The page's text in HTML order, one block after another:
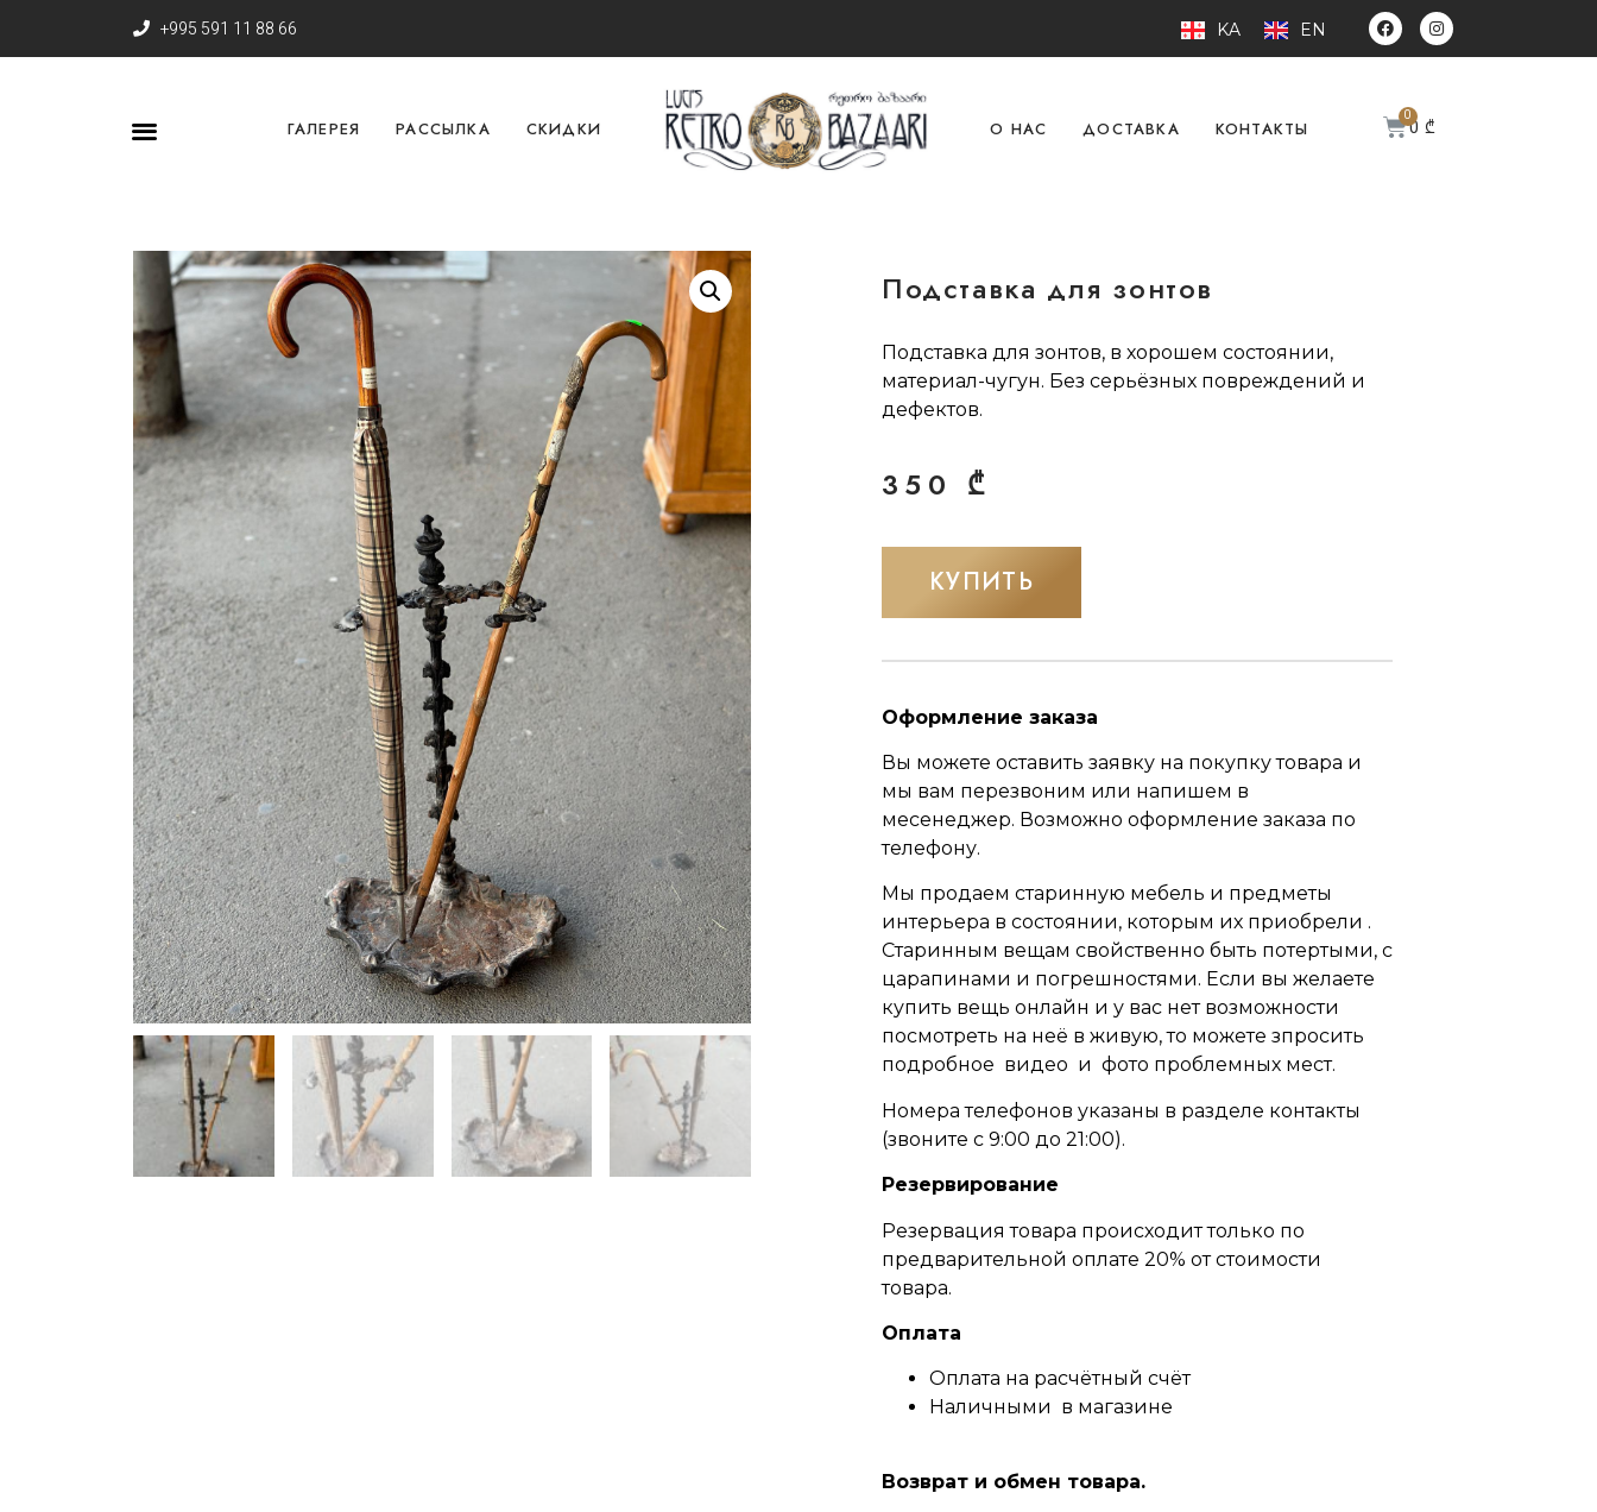
+995 591 11 88 66 KA EN
ГАЛЕРЕЯ РАССЫЛКА СКИДКИ О НАС ДОСТАВКА КОНТАКТЫ 0₾
Подставка для зонтов
Подставка для зонтов, в хорошем состоянии,
материал-чугун. Без серьёзных повреждений и
дефектов.
350 ₾
КУПИТЬ
Оформление заказа
Вы можете оставить заявку на покупку товара и
мы вам перезвоним или напишем в
месенеджер. Возможно оформление заказа по
телефону.
Мы продаем старинную мебель и предметы
интерьера в состоянии, которым их приобрели .
Старинным вещам свойственно быть потертыми, с
царапинами и погрешностями. Если вы желаете
купить вещь онлайн и у вас нет возможности
посмотреть на неё в живую, то можете зпросить
подробное видео и фото проблемных мест.
Номера телефонов указаны в разделе контакты
(звоните c 9:00 до 21:00).
Резервирование
Резервация товара происходит только по
предварительной оплате 20% от стоимости
товара.
Оплата
Оплата на расчётный счёт
Наличными в магазине
Возврат и обмен товара.